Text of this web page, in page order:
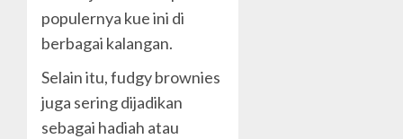
populernya kue ini di
berbagai kalangan.
Selain itu, fudgy brownies
juga sering dijadikan
sebagai hadiah atau